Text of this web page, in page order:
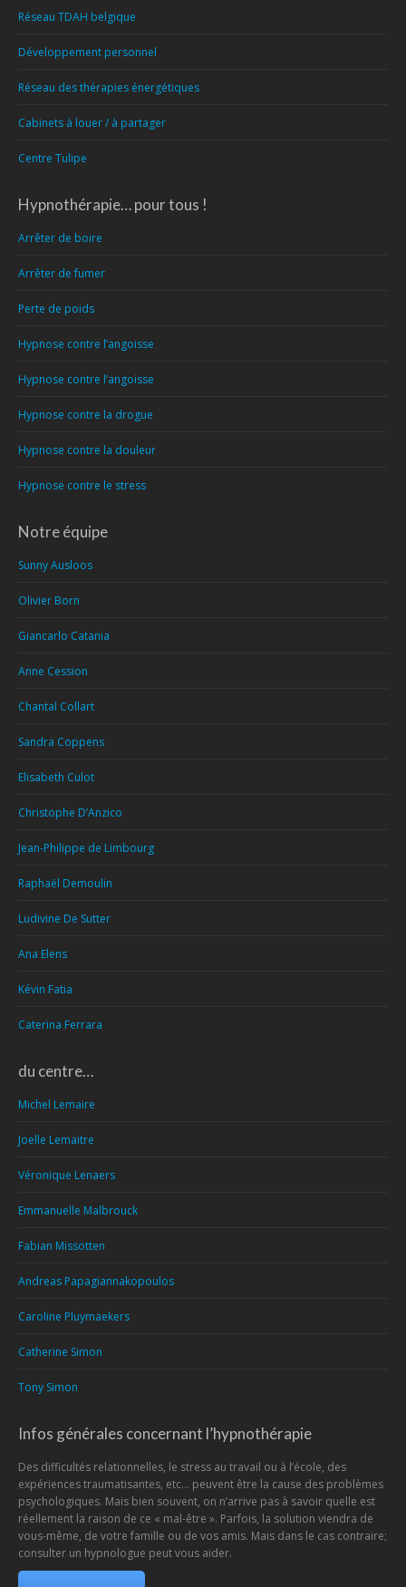
Réseau TDAH belgique
Développement personnel
Réseau des thérapies énergétiques
Cabinets à louer / à partager
Centre Tulipe
Hypnothérapie… pour tous !
Arrêter de boire
Arrêter de fumer
Perte de poids
Hypnose contre l’angoisse
Hypnose contre l’angoisse
Hypnose contre la drogue
Hypnose contre la douleur
Hypnose contre le stress
Notre équipe
Sunny Ausloos
Olivier Born
Giancarlo Catania
Anne Cession
Chantal Collart
Sandra Coppens
Elisabeth Culot
Christophe D’Anzico
Jean-Philippe de Limbourg
Raphaël Demoulin
Ludivine De Sutter
Ana Elens
Kévin Fatia
Caterina Ferrara
du centre…
Michel Lemaire
Joelle Lemaitre
Véronique Lenaers
Emmanuelle Malbrouck
Fabian Missotten
Andreas Papagiannakopoulos
Caroline Pluymaekers
Catherine Simon
Tony Simon
Infos générales concernant l’hypnothérapie
Des difficultés relationnelles, le stress au travail ou à l’école, des
expériences traumatisantes, etc… peuvent être la cause des problèmes
psychologiques. Mais bien souvent, on n’arrive pas à savoir quelle est
réellement la raison de ce « mal-être ». Parfois, la solution viendra de
vous-même, de votre famille ou de vos amis. Mais dans le cas contraire;
consulter un hypnologue peut vous aider.